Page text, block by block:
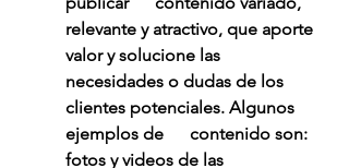
relevante y atractivo, que aporte
valor y solucione las
necesidades o dudas de los
clientes potenciales. Algunos
ejemplos de      contenido son:
fotos y videos de las